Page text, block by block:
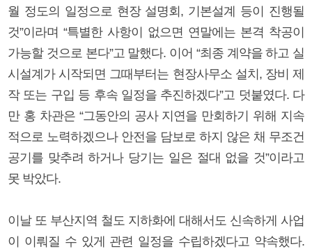
월 정도의 일정으로 현장 설명회, 기본설계 등이 진행될
것”이라며 “특별한 사항이 없으면 연말에는 본격 착공이
가능할 것으로 본다”고 말했다. 이어 “최종 계약을 하고 실
시설계가 시작되면 그때부터는 현장사무소 설치, 장비 제
작 또는 구입 등 후속 일정을 추진하겠다”고 덧붙였다. 다
만 홍 차관은 “그동안의 공사 지연을 만회하기 위해 지속
적으로 노력하겠으나 안전을 담보로 하지 않은 채 무조건
공기를 맞추려 하거나 당기는 일은 절대 없을 것”이라고
못 박았다.
이날 또 부산지역 철도 지하화에 대해서도 신속하게 사업
이 이뤄질 수 있게 관련 일정을 수립하겠다고 약속했다.